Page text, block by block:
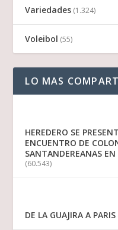
Variedades (1.324)
Voleibol (55)
LO MAS
HEREDERO SE
ENCUENTRO DE
SANTANDEREANAS
(60.543)
DE LA GUAJIRA A PARIS